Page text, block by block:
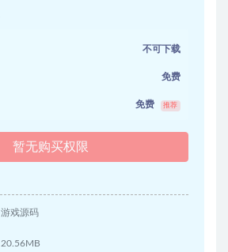
不可下载
免费
免费 推荐
暂无购买权限
游戏源码
20.56MB